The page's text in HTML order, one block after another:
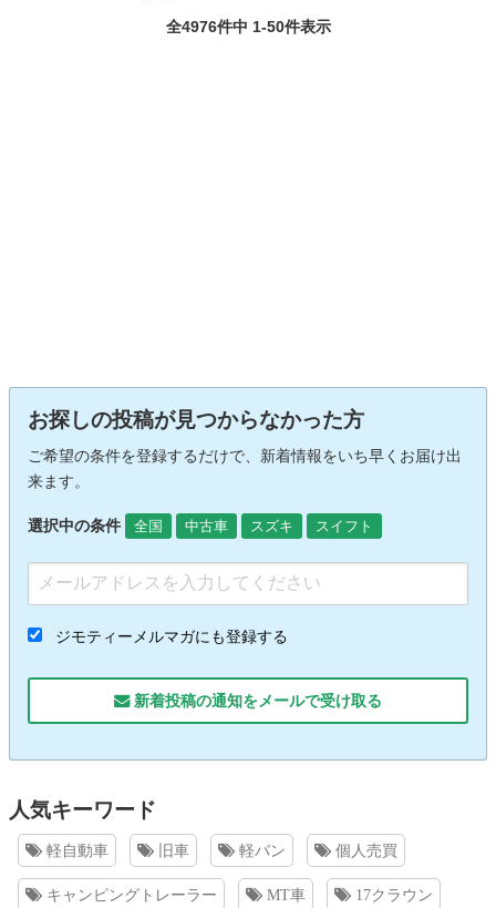
全4976件中 1-50件表示
お探しの投稿が見つからなかった方
ご希望の条件を登録するだけで、新着情報をいち早くお届け出
来ます。
選択中の条件 全国 中古車 スズキ スイフト
ジモティーメルマガにも登録する
新着投稿の通知をメールで受け取る
人気キーワード
軽自動車 旧車 軽バン 個人売買
キャンピングトレーラー MT車 17クラウン